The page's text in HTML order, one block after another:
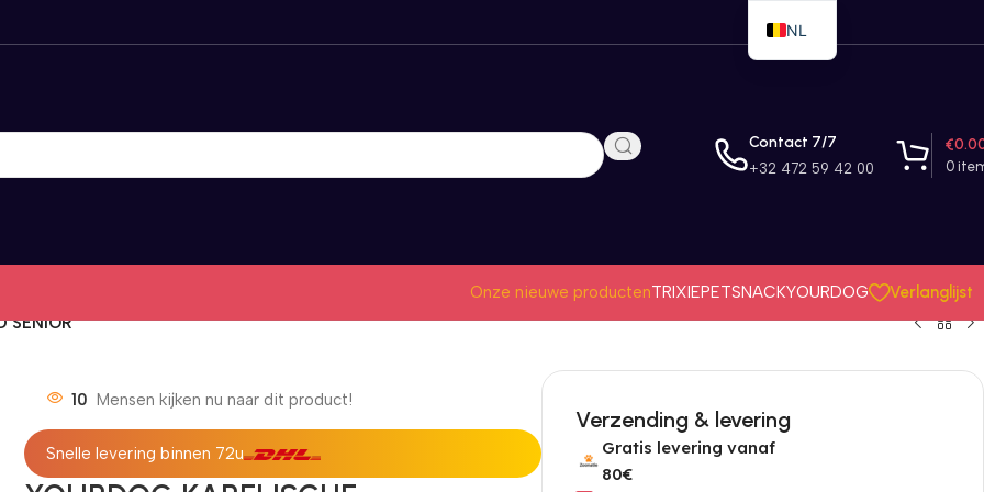
Contact 7/7
+32 472 59 42 00 0
€
Onze nieuwe productenTRIXIEPETSNACKYOURDOG
Verlanglijst
SENIOR
10 Mensen kijken nu naar dit product!
Snelle levering binnen 72u
Verzending & levering
Gratis levering vanaf
80€
NL
EN